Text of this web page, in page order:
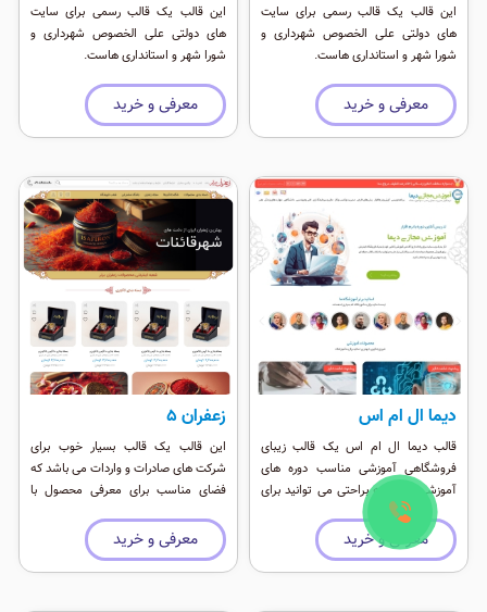
این قالب یک قالب رسمی برای سایت
های دولتی علی الخصوص شهرداری و
شورا شهر و استانداری هاست.
معرفی و خرید
این قالب یک قالب رسمی برای سایت
های دولتی علی الخصوص شهرداری و
شورا شهر و استانداری هاست.
معرفی و خرید
دیما ال ام اس
قالب دیما ال ام اس یک قالب زیبای
فروشگاهی آموزشی مناسب دوره های
آموزشی است که براحتی می توانید برای
فروش دوره ها از ان استفاده کنید.
معرفی و خرید
زعفران ۵
این قالب یک قالب بسیار خوب برای
شرکت های صادرات و واردات می باشد که
فضای مناسب برای معرفی محصول با
طراحی این قالب ریسپانسیو سعی شده تا
چینش به ترتیب اهمیت قرار بگیرید. این
قالب از سئوی خوبی برخوردار است و برای
معرفی و خرید